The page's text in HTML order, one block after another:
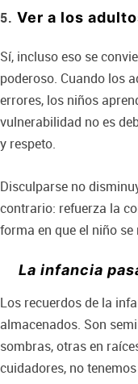
Ver a los
Sí, incluso eso se
poderoso. Cuando los
errores, los niños
vulnerabilidad no es
y respeto.
Disculparse no
contrario: refuerza la
forma en que el niño
La infancia
Los recuerdos de la
almacenados. Son
sombras, otras en
cuidadores, no